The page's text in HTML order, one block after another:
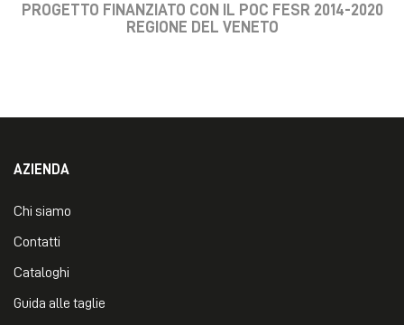
PROGETTO FINANZIATO CON IL POC FESR 2014-2020
REGIONE DEL VENETO
AZIENDA
Chi siamo
Contatti
Cataloghi
Guida alle taglie